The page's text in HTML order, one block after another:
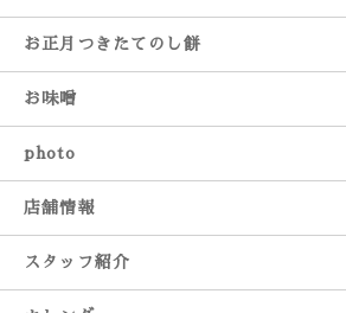
お正月つきたてのし餅
お味噌
photo
店舗情報
スタッフ紹介